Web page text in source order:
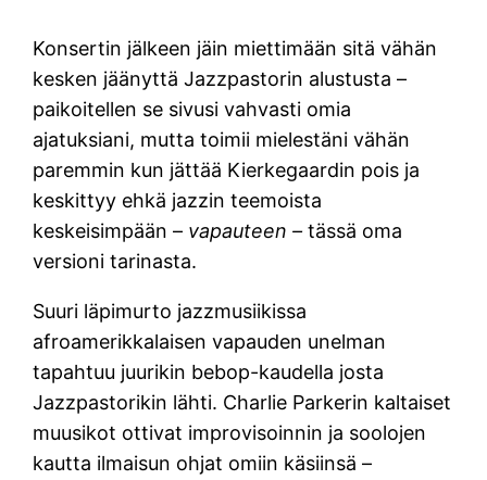
Konsertin jälkeen jäin miettimään sitä vähän
kesken jäänyttä Jazzpastorin alustusta –
paikoitellen se sivusi vahvasti omia
ajatuksiani, mutta toimii mielestäni vähän
paremmin kun jättää Kierkegaardin pois ja
keskittyy ehkä jazzin teemoista
keskeisimpään – vapauteen – tässä oma
versioni tarinasta.
Suuri läpimurto jazzmusiikissa
afroamerikkalaisen vapauden unelman
tapahtuu juurikin bebop-kaudella josta
Jazzpastorikin lähti. Charlie Parkerin kaltaiset
muusikot ottivat improvisoinnin ja soolojen
kautta ilmaisun ohjat omiin käsiinsä –